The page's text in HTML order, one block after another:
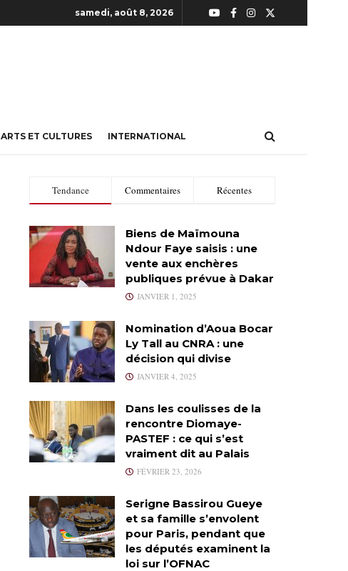
samedi, août 8, 2026
ARTS ET CULTURES INTERNATIONAL
Tendance Commentaires Récentes
Biens de Maïmouna
Ndour Faye saisis : une
vente aux enchères
publiques prévue à Dakar
JANVIER 1, 2025
Nomination d’Aoua Bocar
Ly Tall au CNRA : une
décision qui divise
JANVIER 4, 2025
Dans les coulisses de la
rencontre Diomaye-
PASTEF : ce qui s’est
vraiment dit au Palais
FÉVRIER 23, 2026
Serigne Bassirou Gueye
et sa famille s’envolent
pour Paris, pendant que
les députés examinent la
loi sur l’OFNAC